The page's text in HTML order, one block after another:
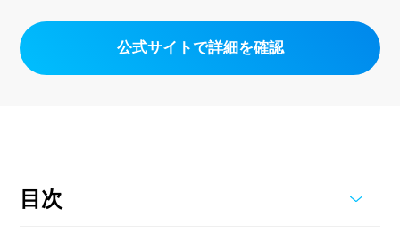
公式サイトで詳細を確認
目次